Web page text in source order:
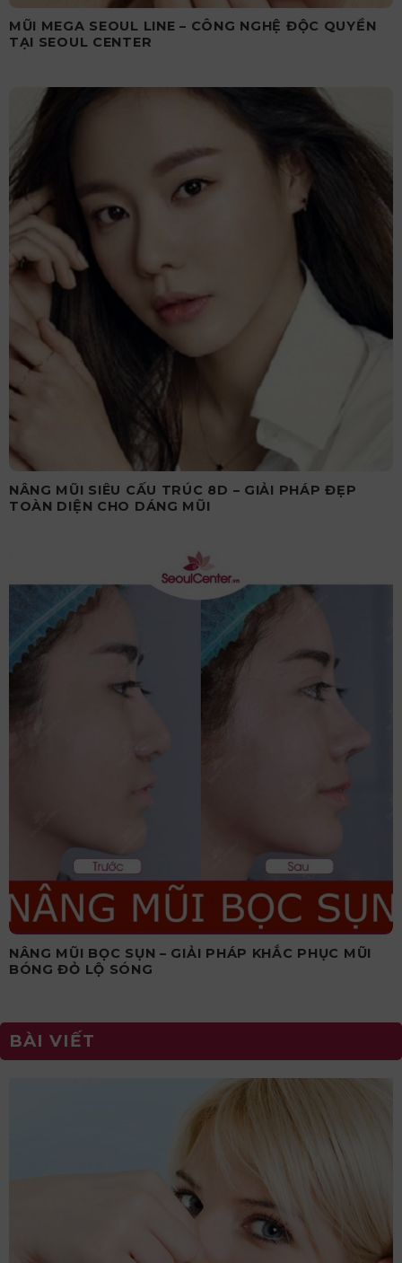
MŨI MEGA SEOUL LINE – CÔNG NGHỆ ĐỘC QUYỀN
TẠI SEOUL CENTER
NÂNG MŨI SIÊU CẤU TRÚC 8D – GIẢI PHÁP ĐẸP
TOÀN DIỆN CHO DÁNG MŨI
NÂNG MŨI BỌC SỤN – GIẢI PHÁP KHẮC PHỤC MŨI
BÓNG ĐỎ LỘ SÓNG
BÀI VIẾT